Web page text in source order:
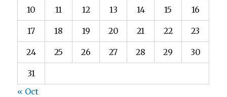
10 11 12 13 14 15 16
17 18 19 20 21 22 23
24 25 26 27 28 29 30
31
« Oct